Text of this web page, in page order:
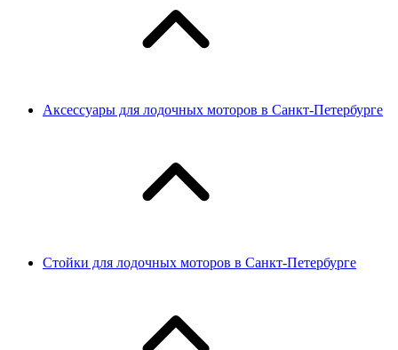
Аксессуары для лодочных моторов в Санкт-Петербурге
Стойки для лодочных моторов в Санкт-Петербурге